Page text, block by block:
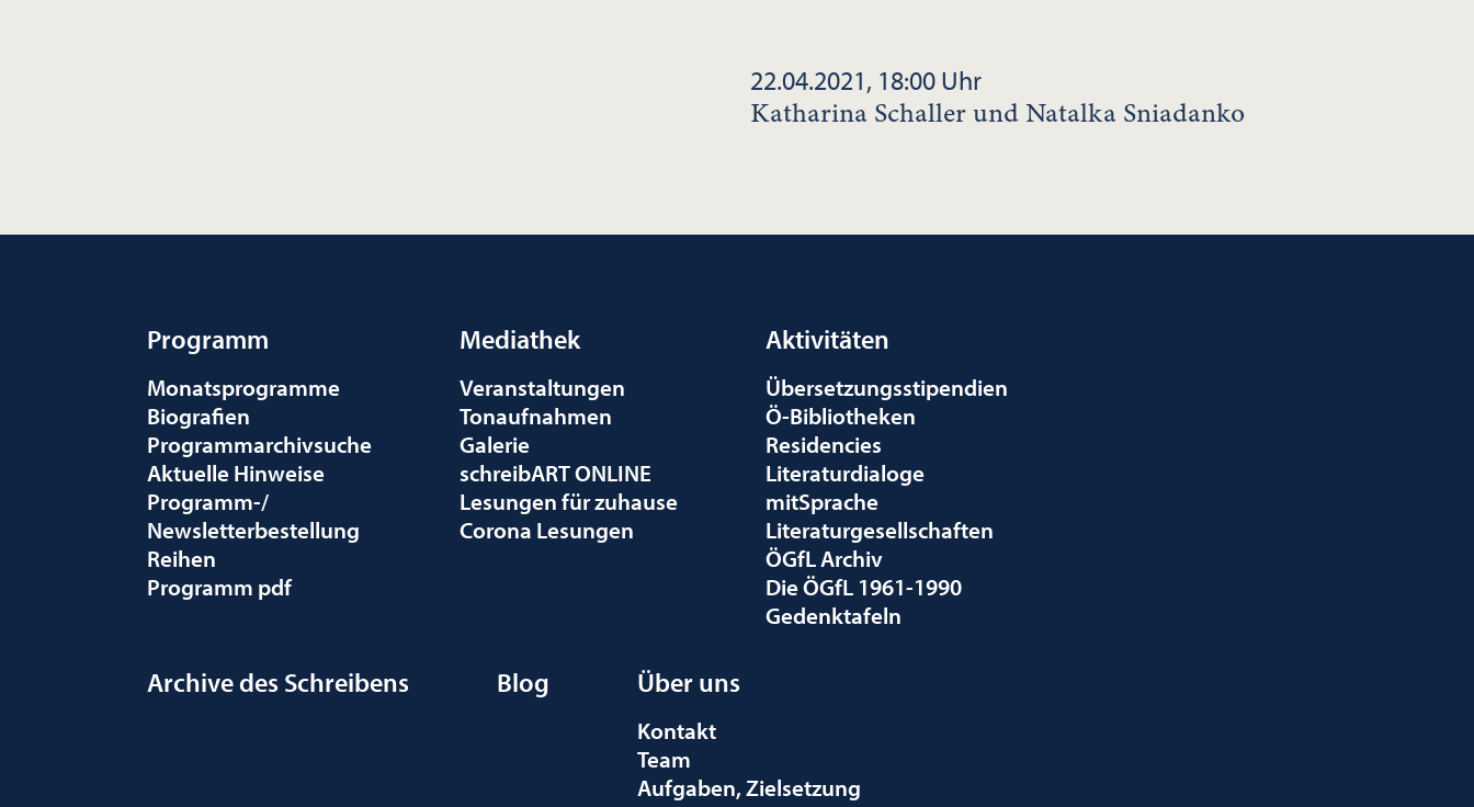
22.04.2021, 18:00 Uhr
Katharina Schaller und Natalka Sniadanko
Programm
Monatsprogramme
Biografien
Programmarchivsuche
Aktuelle Hinweise
Programm-/
Newsletterbestellung
Reihen
Programm pdf
Mediathek
Veranstaltungen
Tonaufnahmen
Galerie
schreibART ONLINE
Lesungen für zuhause
Corona Lesungen
Aktivitäten
Übersetzungsstipendien
Ö-Bibliotheken
Residencies
Literaturdialoge
mitSprache
Literaturgesellschaften
ÖGfL Archiv
Die ÖGfL 1961-1990
Gedenktafeln
Archive des Schreibens Blog Über uns
Kontakt
Team
Aufgaben, Zielsetzung